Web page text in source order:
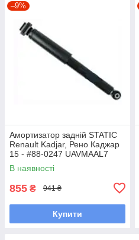
–9%
Амортизатор задній STATIC
Renault Kadjar, Рено Каджар
15 - #88-0247 UAVMAAL7
В наявності
855 ₴ 941 ₴
Купити